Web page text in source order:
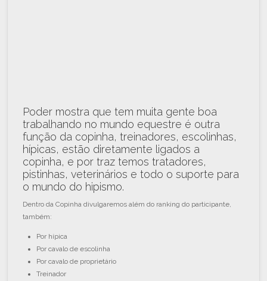
Poder mostra que tem muita gente boa
trabalhando no mundo equestre é outra
função da copinha, treinadores, escolinhas,
hípicas, estão diretamente ligados a
copinha, e por traz temos tratadores,
pistinhas, veterinários e todo o suporte para
o mundo do hipismo.
Dentro da Copinha divulgaremos além do ranking do participante,
também:
Por hípica
Por cavalo de escolinha
Por cavalo de proprietário
Treinador